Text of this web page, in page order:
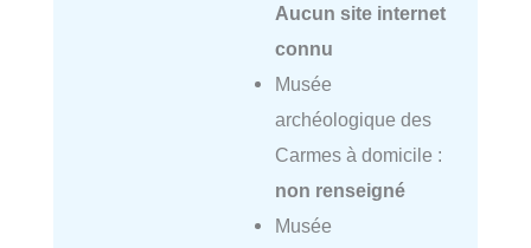
Aucun site internet
connu
Musée
archéologique des
Carmes à domicile :
non renseigné
Musée